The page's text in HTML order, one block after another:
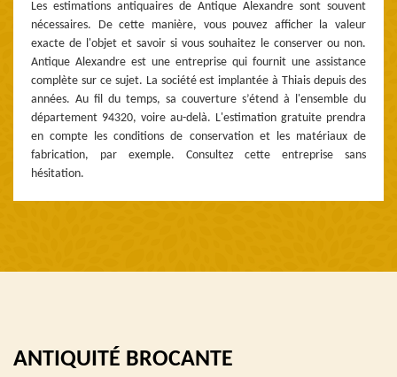
Les estimations antiquaires de Antique Alexandre sont souvent
nécessaires. De cette manière, vous pouvez afficher la valeur
exacte de l'objet et savoir si vous souhaitez le conserver ou non.
Antique Alexandre est une entreprise qui fournit une assistance
complète sur ce sujet. La société est implantée à Thiais depuis des
années. Au fil du temps, sa couverture s’étend à l'ensemble du
département 94320, voire au-delà. L'estimation gratuite prendra
en compte les conditions de conservation et les matériaux de
fabrication, par exemple. Consultez cette entreprise sans
hésitation.
ANTIQUITÉ BROCANTE